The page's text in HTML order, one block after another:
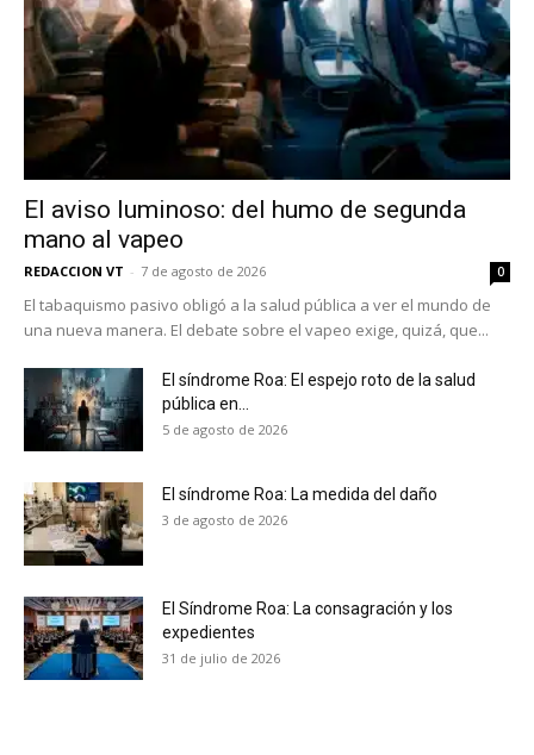
últimas noticias
Suscríbete a nuestro boletín diario y
reducción de daños en tu correo
electrónico.
El aviso luminoso: del humo de segunda
mano al vapeo
REDACCION VT - 7 de agosto de 2026 0
El tabaquismo pasivo obligó a la salud pública a ver el mundo de
una nueva manera. El debate sobre el vapeo exige, quizá, que...
El síndrome Roa: El espejo roto de la salud
pública en...
5 de agosto de 2026
El síndrome Roa: La medida del daño
3 de agosto de 2026
El Síndrome Roa: La consagración y los
expedientes
31 de julio de 2026